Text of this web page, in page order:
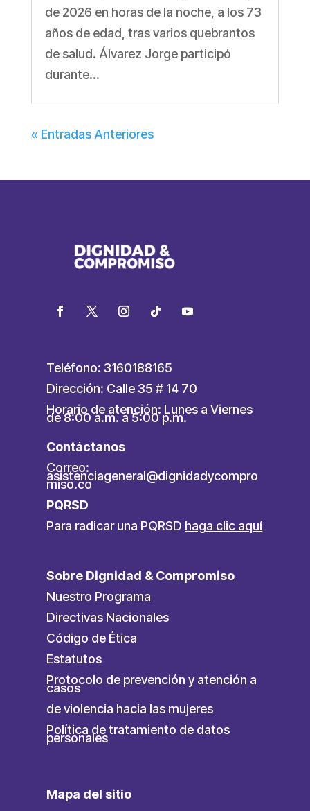
de 2026 en horas de la noche, a los 73
años de edad, tras varios quebrantos
de salud. Álvarez Jorge participó
durante...
« Entradas Anteriores
Teléfono: 3160188165
Dirección: Calle 35 # 14 70
Horario de atención: Lunes a Viernes
de 8:00 a.m. a 5:00 p.m.
Contáctanos
Correo:
asistenciageneral@dignidadycompro
miso.co
PQRSD
Para radicar una PQRSD haga clic aquí
Sobre Dignidad & Compromiso
Nuestro Programa
Directivas Nacionales
Código de Ética
Estatutos
Protocolo de prevención y atención a
casos
de violencia hacia las mujeres
Política de tratamiento de datos
personales
Mapa del sitio